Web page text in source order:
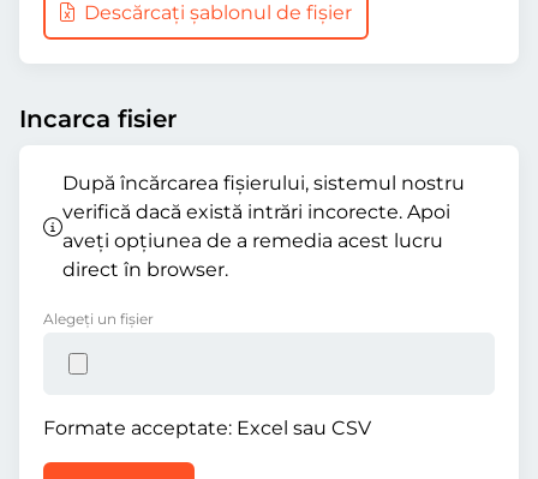
Descărcați șablonul de fișier
Incarca fisier
După încărcarea fișierului, sistemul nostru
verifică dacă există intrări incorecte. Apoi
aveți opțiunea de a remedia acest lucru
direct în browser.
Alegeți un fișier
Formate acceptate: Excel sau CSV